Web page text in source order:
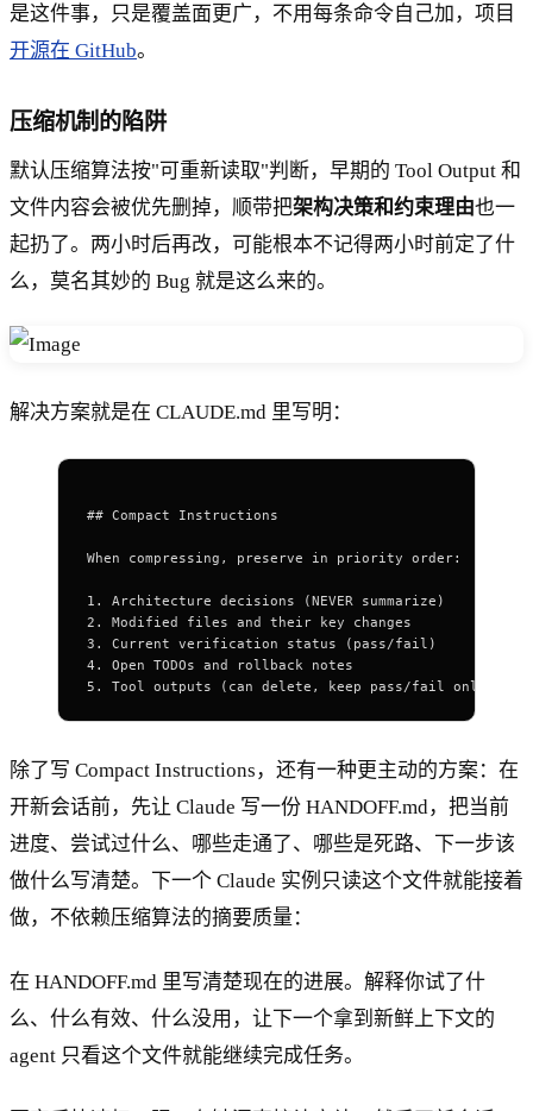
是这件事，只是覆盖面更广，不用每条命令自己加，项目
开源在 GitHub。
压缩机制的陷阱
默认压缩算法按"可重新读取"判断，早期的 Tool Output 和
文件内容会被优先删掉，顺带把架构决策和约束理由也一
起扔了。两小时后再改，可能根本不记得两小时前定了什
么，莫名其妙的 Bug 就是这么来的。
解决方案就是在 CLAUDE.md 里写明：
## Compact Instructions
When compressing, preserve in priority order:
1.
Architecture decisions (NEVER summarize)
2.
Modified files and their key changes
3.
Current verification status (pass/fail)
4.
Open TODOs and rollback notes
5.
Tool outputs (can delete, keep pass/fail only)
除了写 Compact Instructions，还有一种更主动的方案：在
开新会话前，先让 Claude 写一份 HANDOFF.md，把当前
进度、尝试过什么、哪些走通了、哪些是死路、下一步该
做什么写清楚。下一个 Claude 实例只读这个文件就能接着
做，不依赖压缩算法的摘要质量：
在 HANDOFF.md 里写清楚现在的进展。解释你试了什
么、什么有效、什么没用，让下一个拿到新鲜上下文的
agent 只看这个文件就能继续完成任务。